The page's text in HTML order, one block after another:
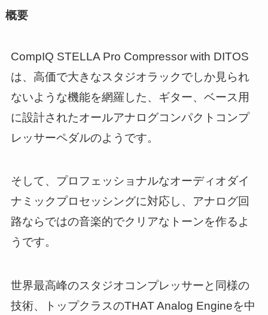
概要
CompIQ STELLA Pro Compressor with DITOS
は、高価で大きなスタジオラックでしか見られ
ないような機能を網羅した、ギター、ベース用
に設計されたオールアナログコンパクトコンプ
レッサーペダルのようです。
そして、プロフェッショナルなオーディオダイ
ナミックプロセッシングに対応し、アナログ回
路ならではの音楽的でクリアなトーンを作るよ
うです。
世界最高峰のスタジオコンプレッサーと同様の
技術、トップクラスのTHAT Analog Engineを中